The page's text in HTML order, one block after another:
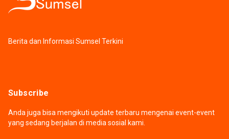
Berita dan Informasi Sumsel Terkini
Subscribe
Anda juga bisa mengikuti update terbaru mengenai event-event
yang sedang berjalan di media sosial kami.